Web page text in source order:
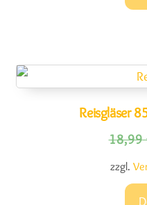
Reisgläser
18,99
zzgl.